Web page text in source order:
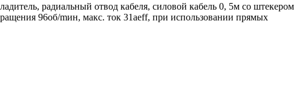
радиальный отвод кабеля, силовой кабель 0, 5м со штекером
96об/mин, макс. ток 31aeff, при использовании прямых